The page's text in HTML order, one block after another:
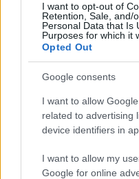
I want to opt-out of
Retention, Sale, and/
Personal Data that Is
Purposes for which it
Opted Out
Google consents
I want to allow
related to advertising
device identifiers in
I want to allow my
Google for online
I nostri cari
I nostri cari
I nostri cari